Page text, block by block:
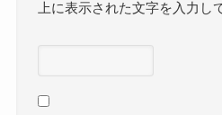
上に表示された文字を入力し